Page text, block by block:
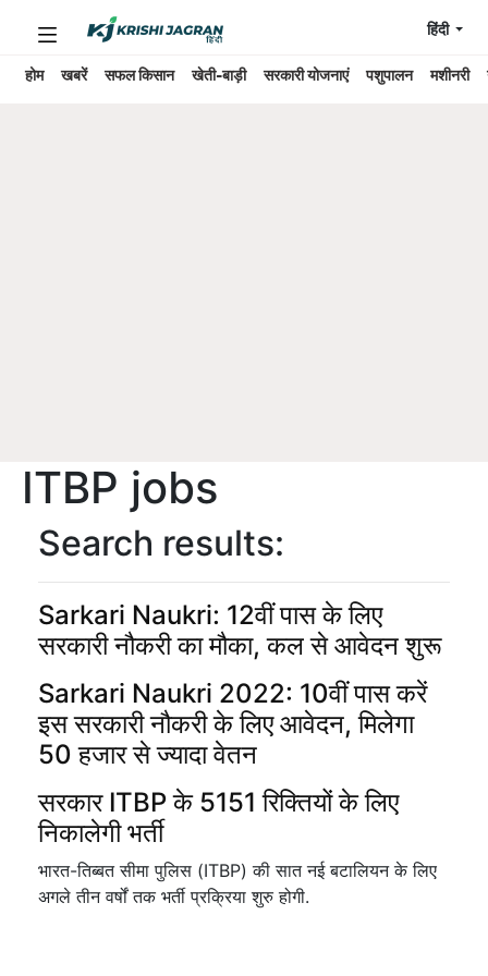
होम खबरें सफल किसान खेती-बाड़ी सरकारी योजनाएं पशुपालन मशीनरी
हिंदी
ITBP jobs
Search results:
Sarkari Naukri: 12वीं पास के लिए
सरकारी नौकरी का मौका, कल से आवेदन शुरू
Sarkari Naukri 2022: 10वीं पास करें
इस सरकारी नौकरी के लिए आवेदन, मिलेगा
50 हजार से ज्यादा वेतन
सरकार ITBP के 5151 रिक्तियों के लिए
निकालेगी भर्ती
भारत-तिब्बत सीमा पुलिस (ITBP) की सात नई बटालियन के लिए
अगले तीन वर्षों तक भर्ती प्रक्रिया शुरु होगी.